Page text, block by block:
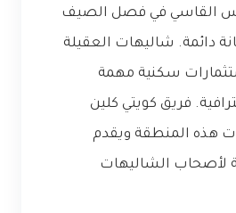
القاسي في فصل الصيف
دائمة. شاليهات العقيلة
سكنية مهمة
فريق كويتي كلين
هذه المنطقة ويقدم
الشاليهات